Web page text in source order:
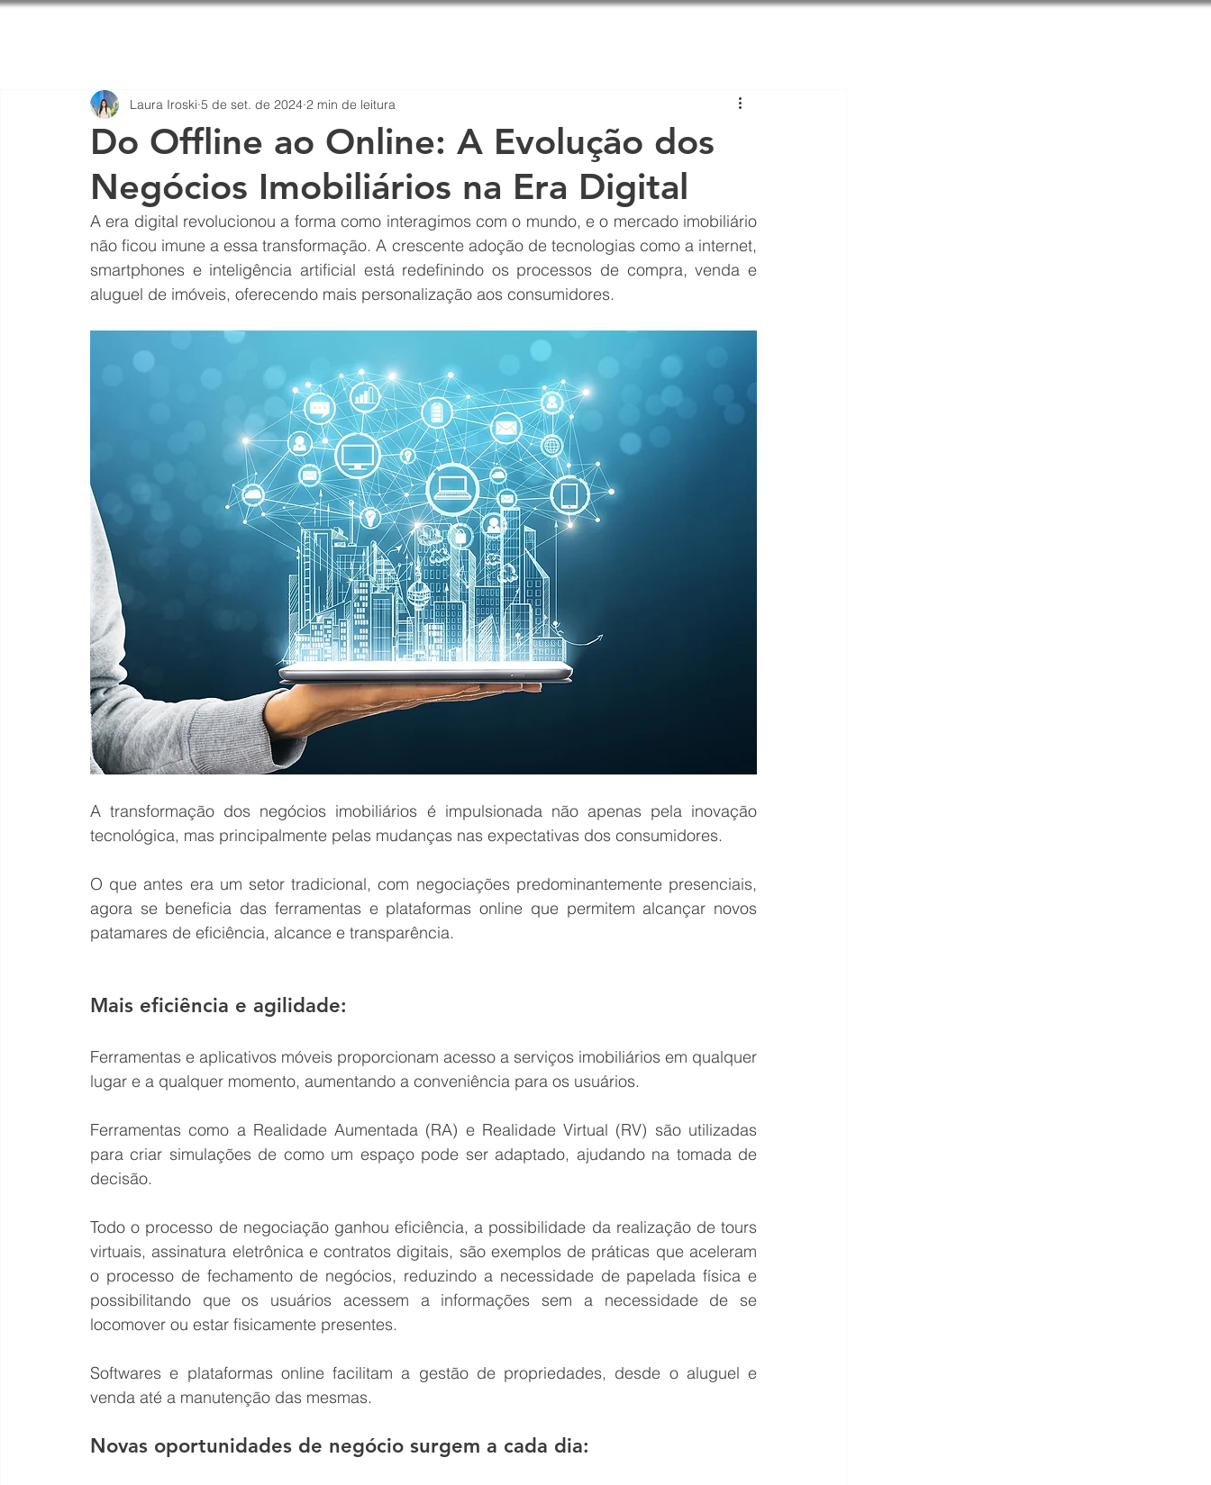
Do Offline ao Online: A Evolução dos
Negócios Imobiliários na Era Digital
Laura Iroski 5 de set. de 2024 2 min de leitura
A era digital revolucionou a forma como interagimos com o mundo, e o mercado imobiliário
não ficou imune a essa transformação. A crescente adoção de tecnologias como a internet,
smartphones e inteligência artificial está redefinindo os processos de compra, venda e
aluguel de imóveis, oferecendo mais personalização aos consumidores.
A transformação dos negócios imobiliários é impulsionada não apenas pela inovação
tecnológica, mas principalmente pelas mudanças nas expectativas dos consumidores.
O que antes era um setor tradicional, com negociações predominantemente presenciais,
agora se beneficia das ferramentas e plataformas online que permitem alcançar novos
patamares de eficiência, alcance e transparência.
Mais eficiência e agilidade:
Ferramentas e aplicativos móveis proporcionam acesso a serviços imobiliários em qualquer
lugar e a qualquer momento, aumentando a conveniência para os usuários.
Ferramentas como a Realidade Aumentada (RA) e Realidade Virtual (RV) são utilizadas
para criar simulações de como um espaço pode ser adaptado, ajudando na tomada de
decisão.
Todo o processo de negociação ganhou eficiência, a possibilidade da realização de tours
virtuais, assinatura eletrônica e contratos digitais, são exemplos de práticas que aceleram
o processo de fechamento de negócios, reduzindo a necessidade de papelada física e
possibilitando que os usuários acessem a informações sem a necessidade de se
locomover ou estar fisicamente presentes.
Softwares e plataformas online facilitam a gestão de propriedades, desde o aluguel e
venda até a manutenção das mesmas.
Novas oportunidades de negócio surgem a cada dia: